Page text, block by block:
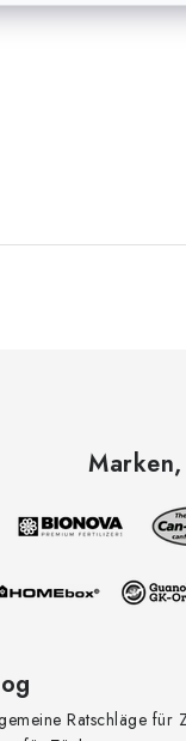
Ratschläge für